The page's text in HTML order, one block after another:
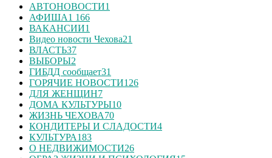
АВТОНОВОСТИ1
АФИША1 166
ВАКАНСИИ1
Видео новости Чехова21
ВЛАСТЬ37
ВЫБОРЫ2
ГИБДД сообщает31
ГОРЯЧИЕ НОВОСТИ126
ДЛЯ ЖЕНЩИН7
ДОМА КУЛЬТУРЫ10
ЖИЗНЬ ЧЕХОВА70
КОНДИТЕРЫ И СЛАДОСТИ4
КУЛЬТУРА183
О НЕДВИЖИМОСТИ26